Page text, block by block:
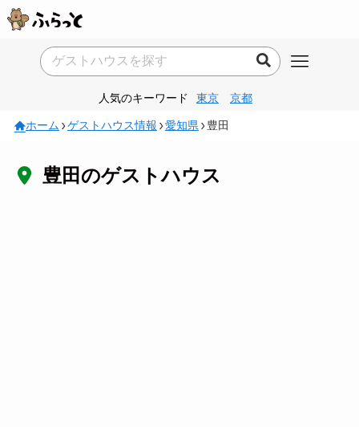
人気のキーワード 東京 京都
ホーム ゲストハウス情報 愛知県 豊田
豊田のゲストハウス